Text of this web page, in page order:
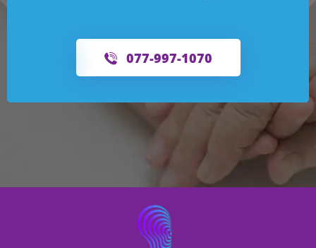
077-997-1070